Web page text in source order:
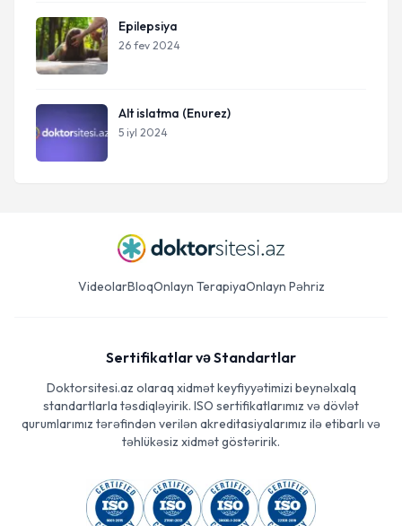
Epilepsiya
26 fev 2024
Alt islatma (Enurez)
5 iyl 2024
VideolarBloqOnlayn TerapiyaOnlayn Pəhriz
Sertifikatlar və Standartlar
Doktorsitesi.az olaraq xidmət keyfiyyətimizi beynəlxalq
standartlarla təsdiqləyirik. ISO sertifikatlarımız və dövlət
qurumlarımız tərəfindən verilən akreditasiyalarımız ilə etibarlı və
təhlükəsiz xidmət göstəririk.